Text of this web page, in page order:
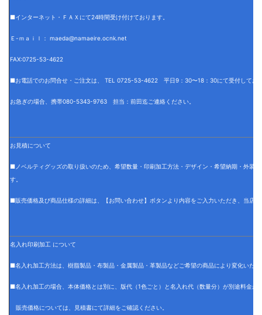
■インターネット・ＦＡＸにて24時間受け付けております。
Ｅ-ｍａｉｌ： maeda@namaeire.ocnk.net
FAX:0725-53-4622
■お電話でのお問合せ・ご注文は、 TEL 0725-53-4622 平日9：30〜18：30にて受付してお
お急ぎの場合、携帯080-5343-9763 担当：前田迄ご連絡ください。
お見積について
■ノベルティグッズの取り扱いのため、希望数量・印刷加工方法・デザイン・希望納期・外装
す。
■販売価格及び商品仕様の詳細は、【お問い合わせ】ボタンより内容をご入力いただき、当店
名入れ印刷加工 について
■名入れ加工方法は、樹脂製品・布製品・金属製品・革製品などご希望の商品により変化いたし
■名入れ加工の場合、本体価格とは別に、版代（1色ごと）と名入れ代（数量分）が別途料金が
販売価格については、見積書にて詳細をご確認ください。